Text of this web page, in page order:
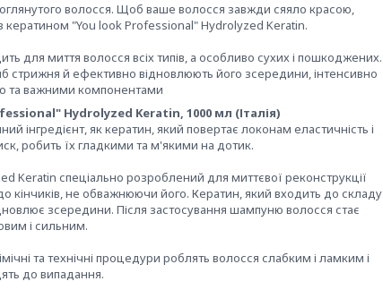
волосся. Щоб ваше волосся завжди сяяло красою,
"You look Professional" Hydrolyzed Keratin.
для миття волосся всіх типів, а особливо сухих і пошкоджених.
стрижня й ефективно відновлюють його зсередини, інтенсивно
та важними компонентами
Hydrolyzed Keratin, 1000 мл (Італія)
інгредієнт, як кератин, який повертає локонам еластичність і
робить їх гладкими та м'якими на дотик.
Keratin спеціально розроблений для миттєвої реконструкції
кінчиків, не обважнюючи його. Кератин, який входить до складу
зсередини. Після застосування шампуню волосся стає
і сильним.
та технічні процедури роблять волосся слабким і ламким і
до випадання.